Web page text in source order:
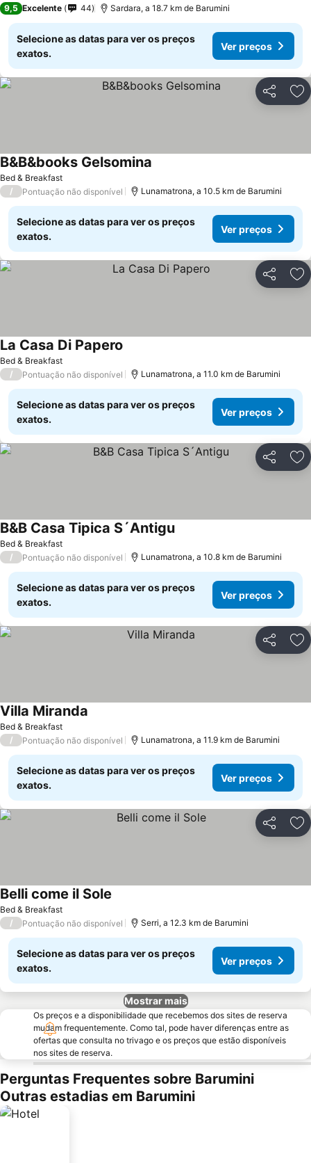
9,5 Excelente 44 Sardara, a 18.7 km de Barumini
Selecione as datas para ver os preços
exatos.
Ver preços
Partilhar
Bed & Breakfast
B&B&books Gelsomina
/ Pontuação não disponível Lunamatrona, a 10.5 km de Barumini
Selecione as datas para ver os preços
exatos.
Ver preços
Partilhar
Bed & Breakfast
La Casa Di Papero
/ Pontuação não disponível Lunamatrona, a 11.0 km de Barumini
Selecione as datas para ver os preços
exatos.
Ver preços
Partilhar
Bed & Breakfast
B&B Casa Tipica S´Antigu
/ Pontuação não disponível Lunamatrona, a 10.8 km de Barumini
Selecione as datas para ver os preços
exatos.
Ver preços
Partilhar
Bed & Breakfast
Villa Miranda
/ Pontuação não disponível Lunamatrona, a 11.9 km de Barumini
Selecione as datas para ver os preços
exatos.
Ver preços
Partilhar
Bed & Breakfast
Belli come il Sole
/ Pontuação não disponível Serri, a 12.3 km de Barumini
Selecione as datas para ver os preços
exatos.
Ver preços
Mostrar mais
Os preços e a disponibilidade que recebemos dos sites de reserva
mudam frequentemente. Como tal, pode haver diferenças entre as
ofertas que consulta no trivago e os preços que estão disponíveis
nos sites de reserva.
Perguntas Frequentes sobre Barumini
Outras estadias em Barumini